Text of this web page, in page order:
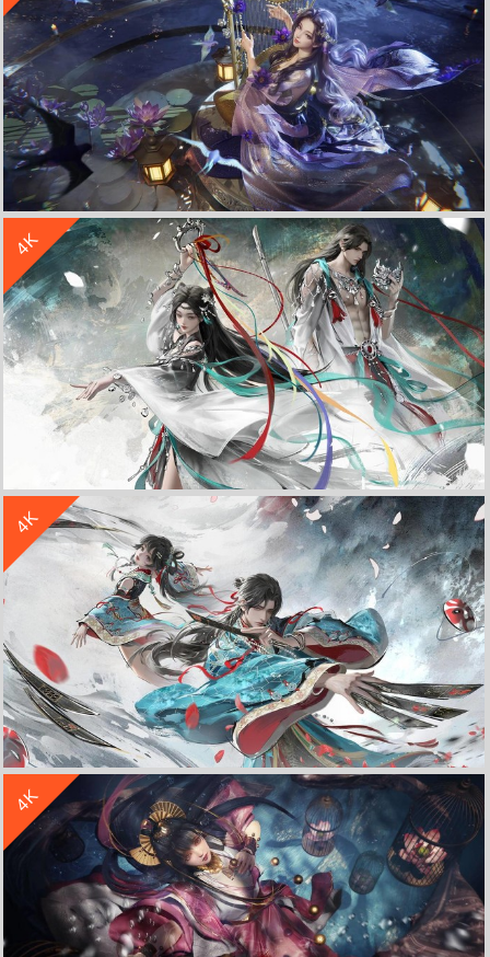
鸣鸾 一梦江湖 3D 池塘荷花 竖琴 4K高清壁纸
4K
一梦江湖 神巫来祝 4K高清 游戏壁纸
立 即 下 载
收 藏
4K
一梦江湖 4K高清 游戏壁纸
立 即 下 载
收 藏
4K
立 即 下 载
收 藏